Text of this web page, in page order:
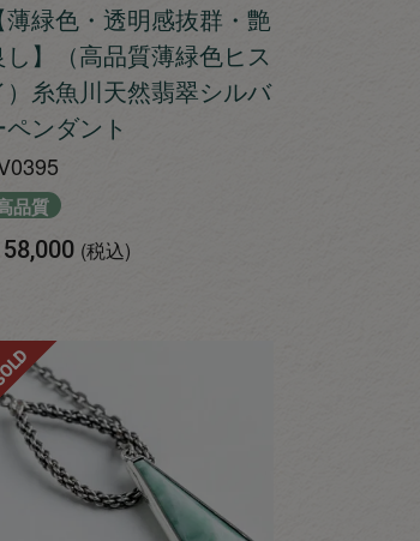
薄緑色・透明感抜群・艶
し】（高品質薄緑色ヒス
）糸魚川天然翡翠シルバ
ペンダント
品質
58,000 税込